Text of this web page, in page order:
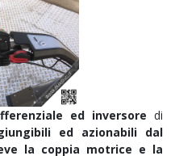
ed inversore di
ed azionabili dal
la coppia motrice e la